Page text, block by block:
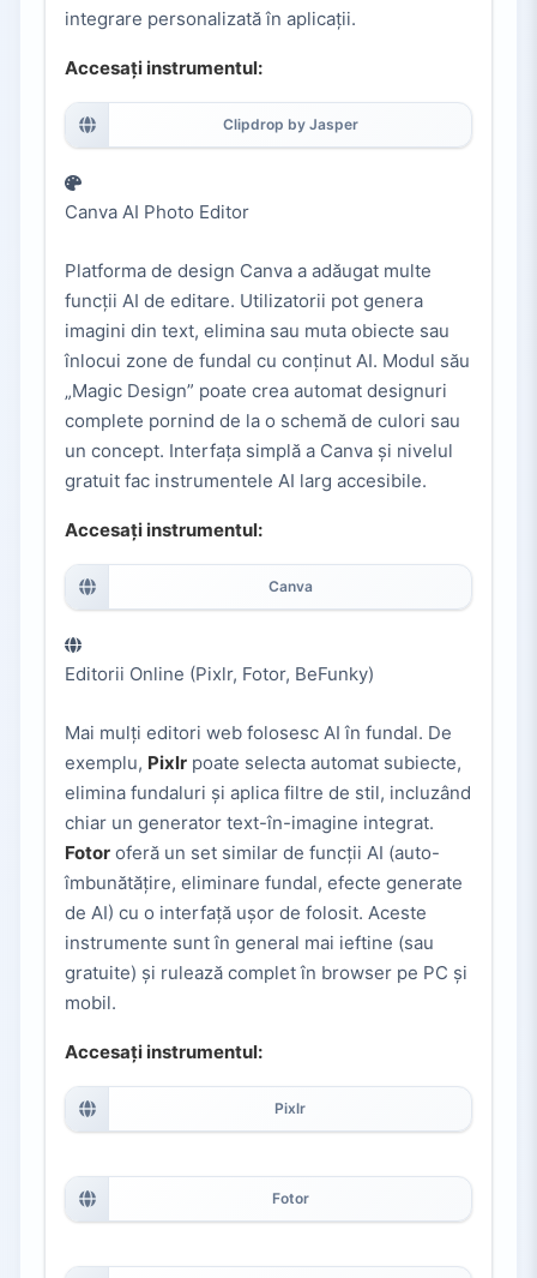
integrare personalizată în aplicații.
Accesați instrumentul:
Clipdrop by Jasper
Canva AI Photo Editor
Platforma de design Canva a adăugat multe
funcții AI de editare. Utilizatorii pot genera
imagini din text, elimina sau muta obiecte sau
înlocui zone de fundal cu conținut AI. Modul său
„Magic Design” poate crea automat designuri
complete pornind de la o schemă de culori sau
un concept. Interfața simplă a Canva și nivelul
gratuit fac instrumentele AI larg accesibile.
Accesați instrumentul:
Canva
Editorii Online (Pixlr, Fotor, BeFunky)
Mai mulți editori web folosesc AI în fundal. De
exemplu, Pixlr poate selecta automat subiecte,
elimina fundaluri și aplica filtre de stil, incluzând
chiar un generator text-în-imagine integrat.
Fotor oferă un set similar de funcții AI (auto-
îmbunătățire, eliminare fundal, efecte generate
de AI) cu o interfață ușor de folosit. Aceste
instrumente sunt în general mai ieftine (sau
gratuite) și rulează complet în browser pe PC și
mobil.
Accesați instrumentul:
Pixlr
Fotor